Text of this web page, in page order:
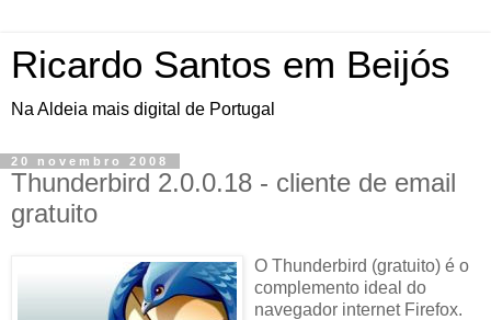
Ricardo Santos em Beijós
Na Aldeia mais digital de Portugal
20 novembro 2008
Thunderbird 2.0.0.18 - cliente de email
gratuito
O Thunderbird (gratuito) é o
complemento ideal do
navegador internet Firefox.